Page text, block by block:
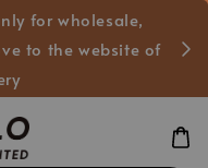
for wholesale,
to the website of